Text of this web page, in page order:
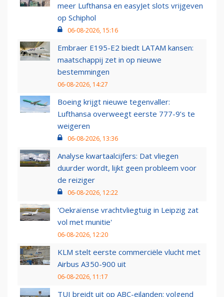
meer Lufthansa en easyJet slots vrijgeven
op Schiphol
06-08-2026, 15:16
Embraer E195-E2 biedt LATAM kansen:
maatschappij zet in op nieuwe
bestemmingen
06-08-2026, 14:27
Boeing krijgt nieuwe tegenvaller:
Lufthansa overweegt eerste 777-9’s te
weigeren
06-08-2026, 13:36
Analyse kwartaalcijfers: Dat vliegen
duurder wordt, lijkt geen probleem voor
de reiziger
06-08-2026, 12:22
'Oekraïense vrachtvliegtuig in Leipzig zat
vol met munitie'
06-08-2026, 12:20
KLM stelt eerste commerciële vlucht met
Airbus A350-900 uit
06-08-2026, 11:17
TUI breidt uit op ABC-eilanden: volgend